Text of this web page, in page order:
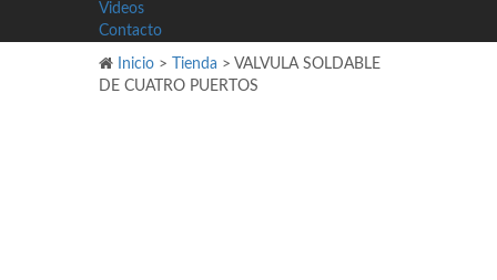
Videos
Contacto
Inicio > Tienda > VALVULA SOLDABLE
DE CUATRO PUERTOS